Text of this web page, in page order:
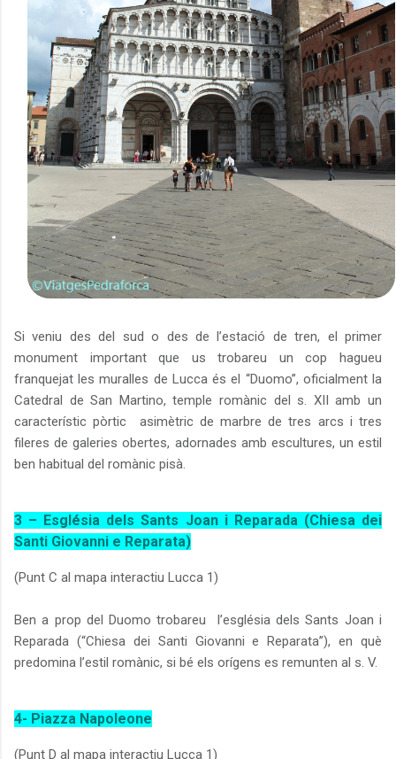
Si veniu des del sud o des de l’estació de tren, el primer
monument important que us trobareu un cop hagueu
franquejat les muralles de Lucca és el “Duomo”, oficialment la
Catedral de San Martino, temple romànic del s. XII amb un
característic pòrtic
asimètric de marbre de tres arcs i tres
fileres de galeries obertes, adornades amb escultures, un estil
ben habitual del romànic pisà.
3 – Església dels Sants Joan i Reparada (Chiesa dei
Santi Giovanni e Reparata)
(Punt C al mapa interactiu Lucca 1)
Ben a prop del Duomo trobareu
l’església dels Sants Joan i
Reparada (“Chiesa dei Santi Giovanni e Reparata”), en què
predomina l’estil romànic, si bé els orígens es remunten al s. V.
4- Piazza Napoleone
(Punt D al mapa interactiu Lucca 1)